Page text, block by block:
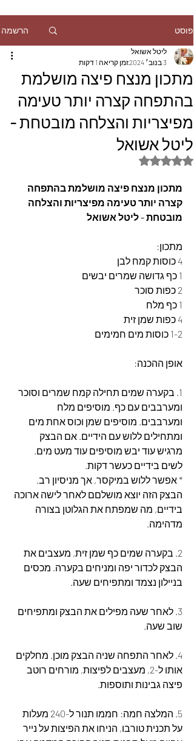
פוסט הרשמה
מתכון מנצח פיצה מושלמת
בהתפחה קצרה יותר טעימה
מפיצריות והצלחה מובטחת -
ליטל אשואל
ליטל אשואל
3 בנוב׳ 2024
זמן קריאה 1 דקות
דירוג של NaN מתוך 5 כוכבים
מתכון מנצח פיצה מושלמת בהתפחה
קצרה יותר טעימה מפיצריות והצלחה
מובטחת - ליטל אשואל
מתכון:
4 כוסות קמח לבן
1 כף גדושה שמרים יבשים
2 כפות סוכר
1 כף מלח
4 כפות שמן זית
1-2 כוסות מים חמימים
אופן ההכנה:
1. בקערה שמים תחילה קמח שמרים וסוכר
ומערבבים עם כף. מוסיפים מלח
ומערבבים. מוסיפים שמן וכוס אחת מים
ומתחילים ללוש עם הידיים. אם הבצק
מרגיש עוד יבש מוסיפים עוד מעט מים.
לשים בידיים כעשר דקות.
* אפשר ללוש במיקסר, אך מניסיון רב,
הבצק הזה יוצא מושלםם לאחר לישה ארוכה
בידיים, מה שמפתח את הגלוטן בצורה
מדהימה.
2. בקערה שמים כף שמן זית, מעצבים את
הבצק לכדור יפה ומניחים בקערה. מכסים
בניילון נצמד ומתפיחים שעה.
3. לאחר שעה מפילים את הבצק ומתפיחים
שוב שעה.
4. לאחר התפחה שניה הבצק מוכן. מחלקים
אותו ל-2, מעצבים לפיצות, מורחים רוטב
פיצה גבינות ותוספות.
5. המלצה חמה: חממו תנור ל-240 מעלות
על תכנית טורבו, הניחו את הפיצות על נייר